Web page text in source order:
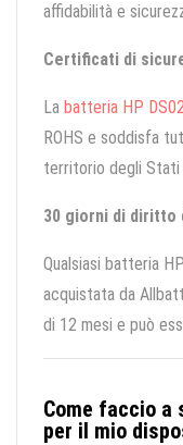
affidabilità e
Certificati di
La batteria HP
ROHS e soddisfa
territorio degli Stati
30 giorni di diritto
Qualsiasi batteria
acquistata da
di 12 mesi e può
Come faccio
per il mio